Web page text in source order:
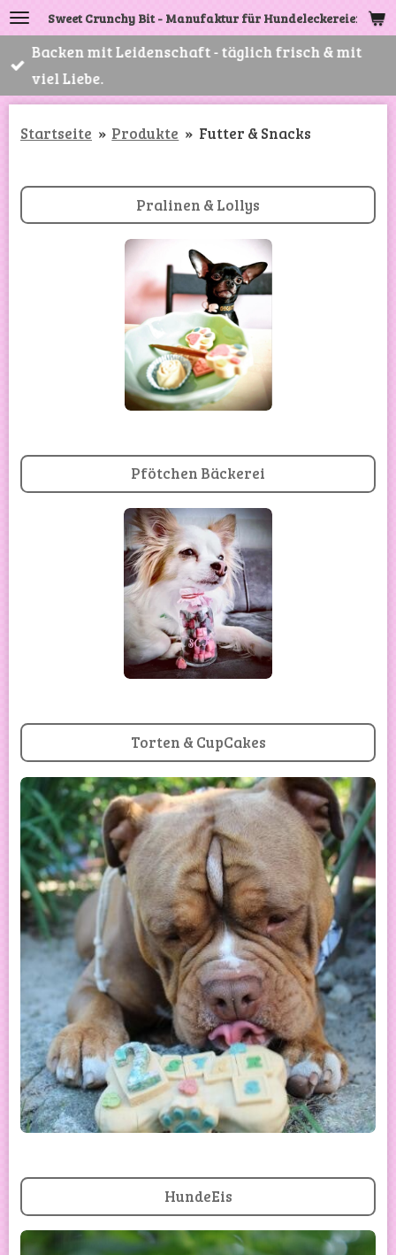
Zum
Hauptinhalt
springen
Sweet Crunchy Bit - Manufaktur für Hundeleckereien
Backen mit Leidenschaft - täglich frisch & mit
viel Liebe.
Startseite » Produkte » Futter & Snacks
Pralinen & Lollys
Pfötchen Bäckerei
Torten & CupCakes
HundeEis